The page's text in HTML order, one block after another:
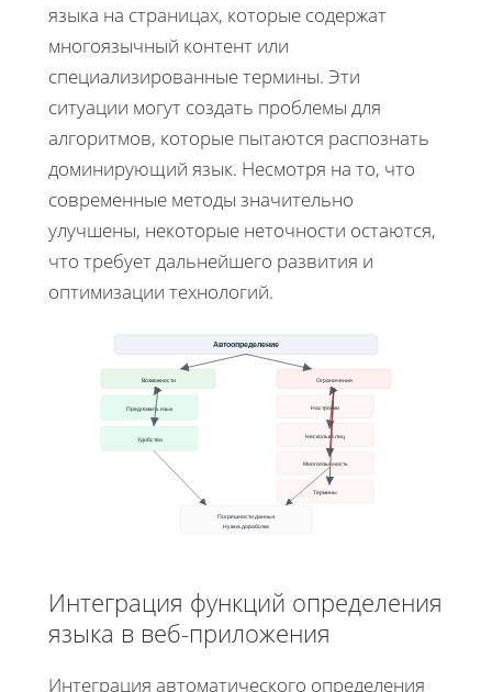
языка на страницах, которые содержат
многоязычный контент или
специализированные термины. Эти
ситуации могут создать проблемы для
алгоритмов, которые пытаются распознать
доминирующий язык. Несмотря на то, что
современные методы значительно
улучшены, некоторые неточности остаются,
что требует дальнейшего развития и
оптимизации технологий.
Автоопределение
Возможности Ограничения
Предложить язык
Удобство
Настройки
Несколько лиц
Многоязычность
Термины
Погрешности данных
Нужна доработка
Интеграция функций определения
языка в веб-приложения
Интеграция автоматического определения